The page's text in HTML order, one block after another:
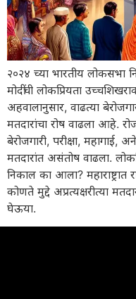
२०२४ च्या भारतीय लोकसभा
मोदींची लोकप्रियता
अहवालानुसार, वाढत्या
मतदारांचा रोष वाढला आहे.
बेरोजगारी, परीक्षा,
मतदारांत असंतोष वाढला.
निकाल का आला?
कोणते मुद्दे अप्रत्यक्षरीत्या
घेऊया.